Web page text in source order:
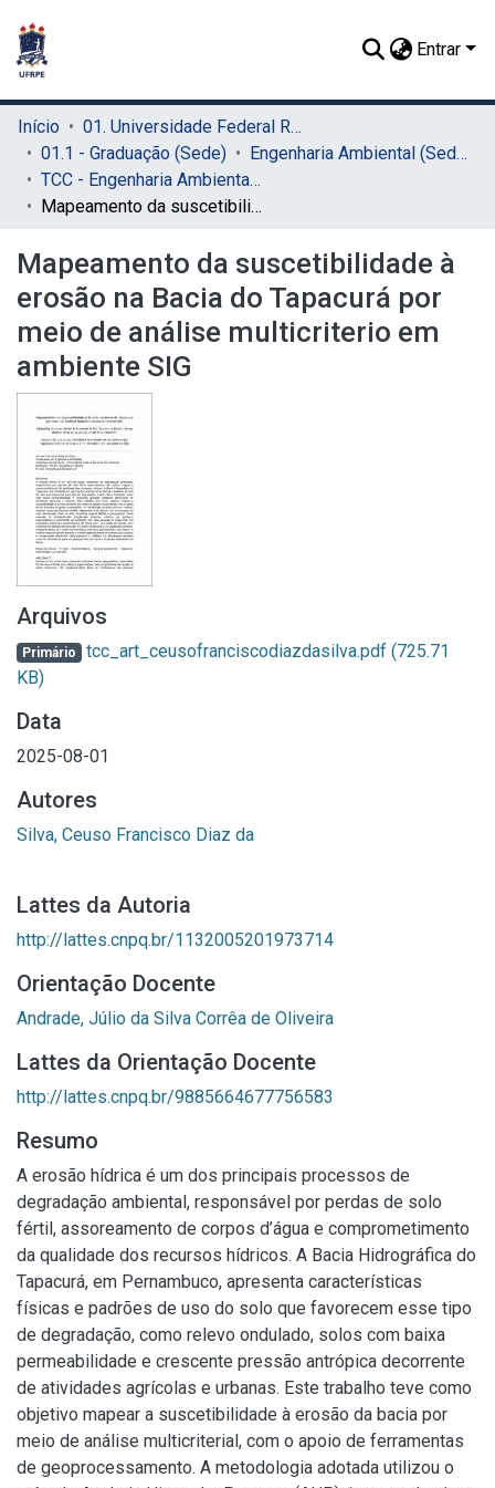
Entrar
Início
01. Universidade Federal Rural de Pernambuco - UFRPE (Sede)
01.1 - Graduação (Sede)
Engenharia Ambiental (Sede)
TCC - Engenharia Ambiental (Sede)
Mapeamento da suscetibilidade à erosão na Bacia do Tapacurá por meio de análise multicriterio em ambiente SIG
Mapeamento da suscetibilidade à
erosão na Bacia do Tapacurá por
meio de análise multicriterio em
ambiente SIG
Arquivos
Primário tcc_art_ceusofranciscodiazdasilva.pdf (725.71
KB)
Data
2025-08-01
Autores
Silva, Ceuso Francisco Diaz da
Lattes da Autoria
http://lattes.cnpq.br/1132005201973714
Orientação Docente
Andrade, Júlio da Silva Corrêa de Oliveira
Lattes da Orientação Docente
http://lattes.cnpq.br/9885664677756583
Resumo
A erosão hídrica é um dos principais processos de
degradação ambiental, responsável por perdas de solo
fértil, assoreamento de corpos d’água e comprometimento
da qualidade dos recursos hídricos. A Bacia Hidrográfica do
Tapacurá, em Pernambuco, apresenta características
físicas e padrões de uso do solo que favorecem esse tipo
de degradação, como relevo ondulado, solos com baixa
permeabilidade e crescente pressão antrópica decorrente
de atividades agrícolas e urbanas. Este trabalho teve como
objetivo mapear a suscetibilidade à erosão da bacia por
meio de análise multicriterial, com o apoio de ferramentas
de geoprocessamento. A metodologia adotada utilizou o